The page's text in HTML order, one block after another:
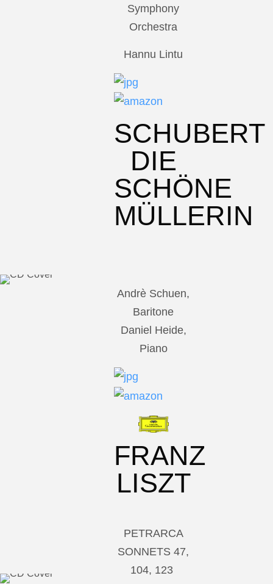
Symphony
Orchestra
Hannu Lintu
SCHUBERT
DIE
SCHÖNE
MÜLLERIN
Andrè Schuen,
Baritone
Daniel Heide,
Piano
FRANZ
LISZT
PETRARCA
SONNETS 47,
104, 123